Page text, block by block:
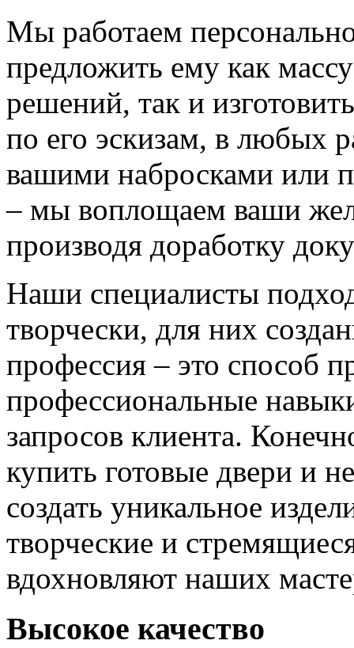
Мы работаем
предложить ему как
решений, так и
по его эскизам, в любых
вашими набросками или
– мы воплощаем ваши
производя доработку
Наши специалисты
творчески, для них
профессия – это способ
профессиональные
запросов клиента.
купить готовые двери и
создать уникальное
творческие и
вдохновляют наших
Высокое качество